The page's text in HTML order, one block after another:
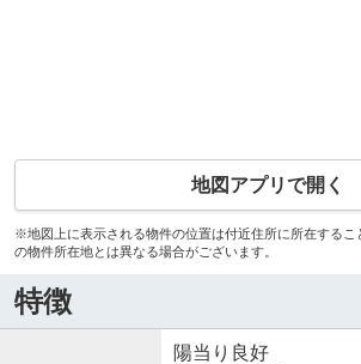
地図アプリで開く
※地図上に表示される物件の位置は付近住所に所在するこ
の物件所在地とは異なる場合がございます。
特徴
陽当り良好